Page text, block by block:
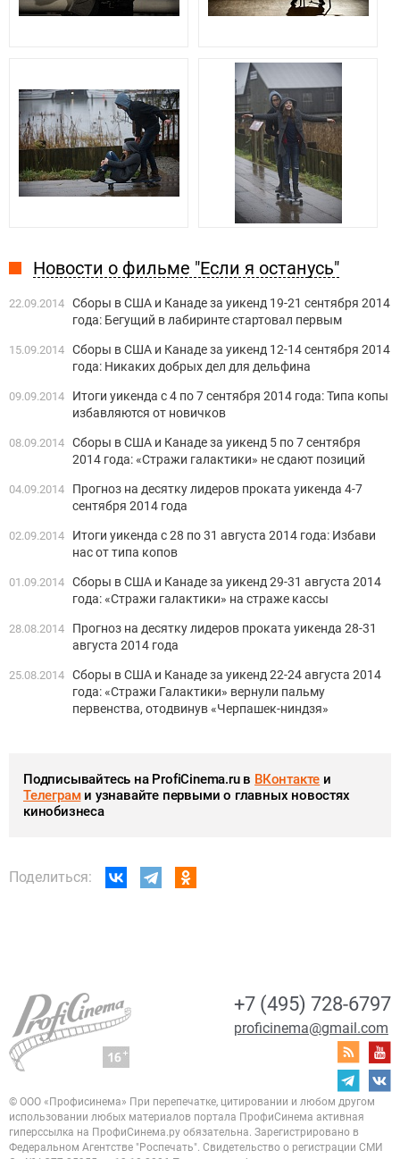
Новости о фильме "Если я останусь"
22.09.2014 Сборы в США и Канаде за уикенд 19-21 сентября 2014
года: Бегущий в лабиринте стартовал первым
15.09.2014 Сборы в США и Канаде за уикенд 12-14 сентября 2014
года: Никаких добрых дел для дельфина
09.09.2014
Итоги уикенда c 4 по 7 сентября 2014 года: Типа копы
избавляются от новичков
08.09.2014 Сборы в США и Канаде за уикенд 5 по 7 сентября
2014 года: «Стражи галактики» не сдают позиций
04.09.2014
Прогноз на десятку лидеров проката уикенда 4-7
сентября 2014 года
02.09.2014
Итоги уикенда c 28 по 31 августа 2014 года: Избави
нас от типа копов
01.09.2014 Сборы в США и Канаде за уикенд 29-31 августа 2014
года: «Стражи галактики» на страже кассы
28.08.2014
Прогноз на десятку лидеров проката уикенда 28-31
августа 2014 года
25.08.2014 Сборы в США и Канаде за уикенд 22-24 августа 2014
года: «Стражи Галактики» вернули пальму
первенства, отодвинув «Черпашек-ниндзя»
Подписывайтесь на ProfiCinema.ru в ВКонтакте и
Телеграми узнавайте первыми о главных новостях
кинобизнеса
Поделиться:
+7 (495) 728-6797
proficinema@gmail.com
© ООО «Профисинема» При перепечатке, цитировании и любом другом
использовании любых материалов портала ПрофиСинема активная
гиперссылка на ПрофиСинема.ру обязательна. Зарегистрировано в
Федеральном Агентстве "Роспечать". Свидетельство о регистрации СМИ